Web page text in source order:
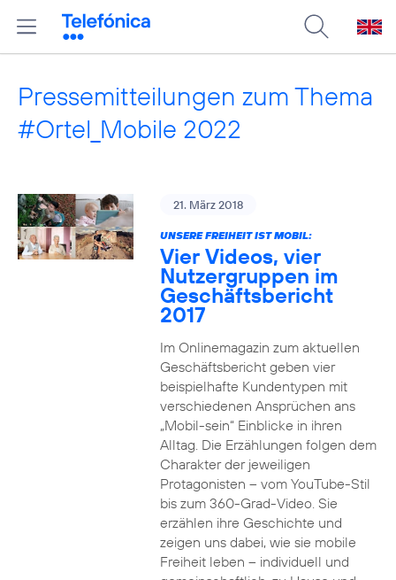
Pressemitteilungen zum Thema
#Ortel_Mobile 2022
21. März 2018
UNSERE FREIHEIT IST MOBIL:
Vier Videos, vier
Nutzergruppen im
Geschäftsbericht
2017
Im Onlinemagazin zum aktuellen
Geschäftsbericht geben vier
beispielhafte Kundentypen mit
verschiedenen Ansprüchen ans
„Mobil-sein“ Einblicke in ihren
Alltag. Die Erzählungen folgen dem
Charakter der jeweiligen
Protagonisten – vom YouTube-Stil
bis zum 360-Grad-Video. Sie
erzählen ihre Geschichte und
zeigen uns dabei, wie sie mobile
Freiheit leben – individuell und